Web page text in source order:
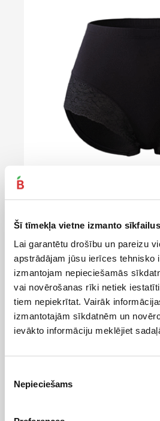
Šī tīmekļa vietne izmanto sīkfailus
Lai garantētu drošību un pareizu
apstrādājam jūsu ierīces tehnisko
izmantojam nepieciešamās
vai novērošanas rīki netiek
tiem nepiekrītat. Vairāk
izmantotajām sīkdatnēm un
ievākto informāciju meklējiet
izvēle
Nepieciešams
8,99€/gab.